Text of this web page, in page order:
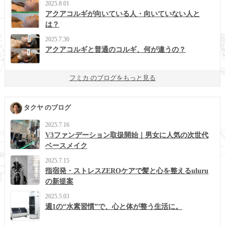
2025.8.01
アクアコルギが向いている人・向いていない人と
は？
2025.7.30
アクアコルギと普通のコルギ、何が違うの？
フミカ のブログをもっと見る
タクヤ のブログ
2025.7.16
V3ファンデーション取扱開始｜男女に人気の次世代
ベースメイク
2025.7.15
指宿発・ストレスZEROケアで髪と心を整えるuluru
の新提案
2025.5.03
週1の“水素習慣”で、心と体が整う生活に。